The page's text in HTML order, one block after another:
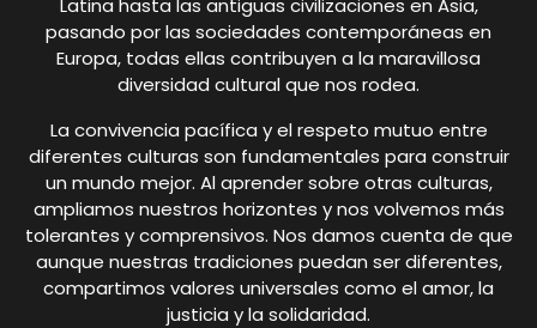
pasando por las sociedades contemporáneas en
Europa, todas ellas contribuyen a la maravillosa
diversidad cultural que nos rodea.
La convivencia pacífica y el respeto mutuo entre
diferentes culturas son fundamentales para construir
un mundo mejor. Al aprender sobre otras culturas,
ampliamos nuestros horizontes y nos volvemos más
tolerantes y comprensivos. Nos damos cuenta de que
aunque nuestras tradiciones puedan ser diferentes,
compartimos valores universales como el amor, la
justicia y la solidaridad.